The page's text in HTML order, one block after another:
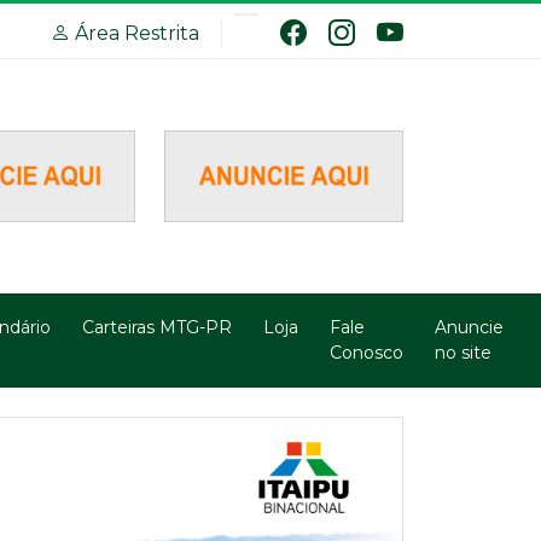
Área Restrita
Carteiras MTG-PR Loja
Fale
Conosco
Anuncie
no site